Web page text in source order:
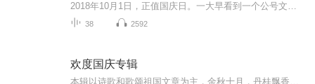
38 2592
欢度国庆专辑